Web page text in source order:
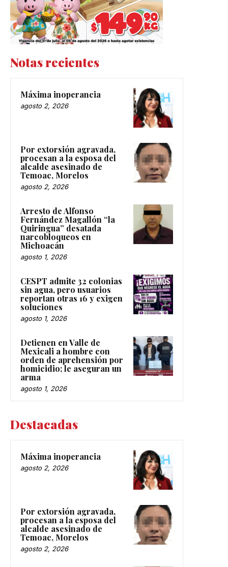
Notas recientes
Máxima inoperancia
agosto 2, 2026
Por extorsión agravada,
procesan a la esposa del
alcalde asesinado de
Temoac, Morelos
agosto 2, 2026
Arresto de Alfonso
Fernández Magallón “la
Quiringua” desatada
narcobloqueos en
Michoacán
agosto 1, 2026
CESPT admite 32 colonias
sin agua, pero usuarios
reportan otras 16 y exigen
soluciones
agosto 1, 2026
Detienen en Valle de
Mexicali a hombre con
orden de aprehensión por
homicidio; le aseguran un
arma
agosto 1, 2026
Destacadas
Máxima inoperancia
agosto 2, 2026
Por extorsión agravada,
procesan a la esposa del
alcalde asesinado de
Temoac, Morelos
agosto 2, 2026